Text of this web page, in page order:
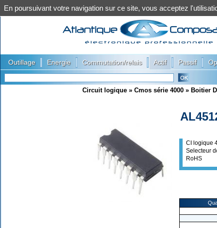
Outillage Energie Commutation/relais Actif Passif
Circuit logique » Cmos série 4000 » Boitier
CI logique
Selecteur
RoHS
En poursuivant votre navigation sur ce site, vous acceptez